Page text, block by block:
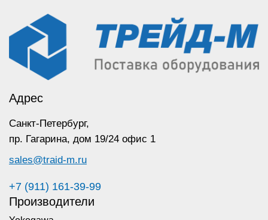
Адрес
Санкт-Петербург,
пр. Гагарина, дом 19/24 офис 1
sales@traid-m.ru
+7 (911) 161-39-99
Производители